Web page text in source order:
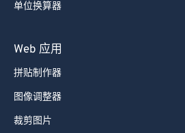
单位换算器
Web 应用
拼贴制作器
图像调整器
裁剪图片